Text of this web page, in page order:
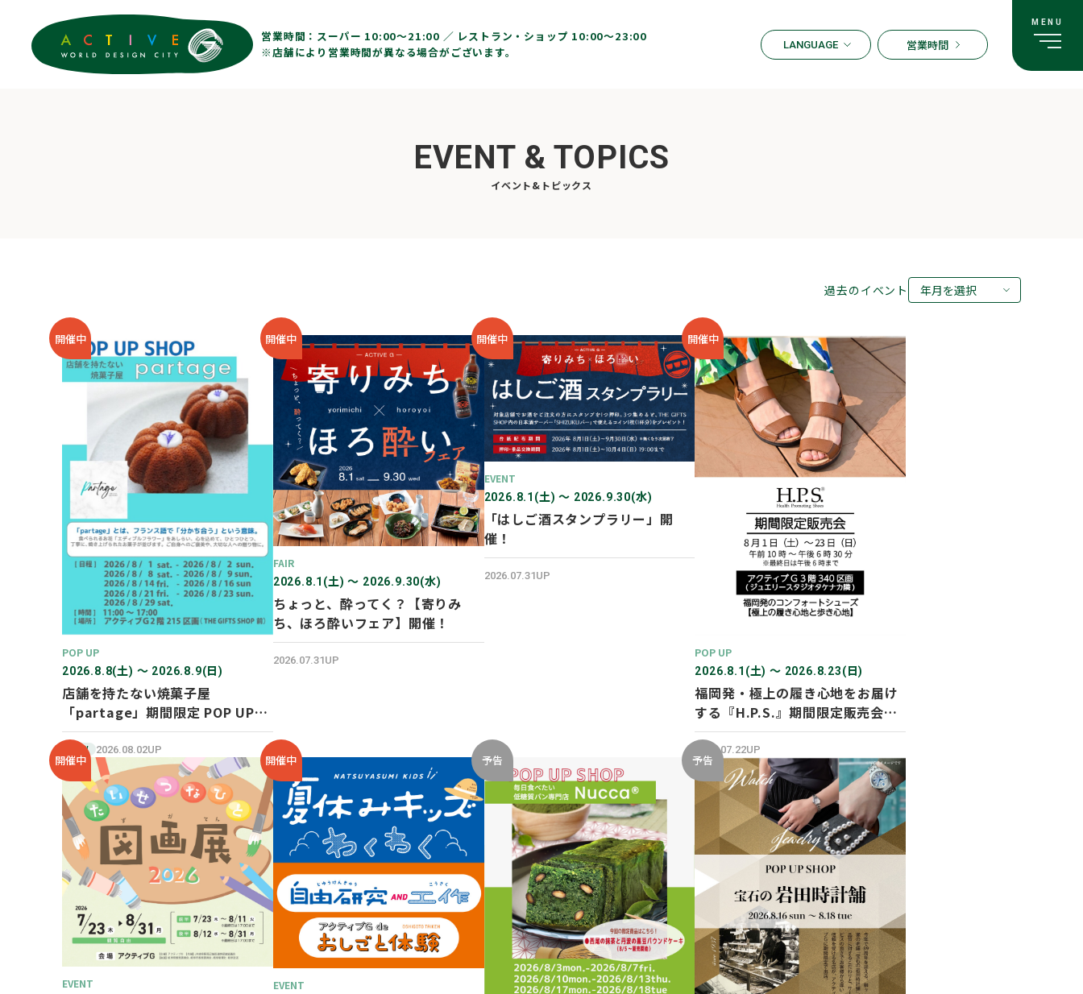
営業時間： スーパー 10:00〜21:00 ／ レストラン・ショップ 10:00～23:00
※店舗により営業時間が異なる場合がございます。
LANGUAGE 営業時間
EVENT & TOPICS
イベント&トピックス
過去のイベント
年月を選択
開催中
POP UP
2026.8.8(土) 〜 2026.8.9(日)
店舗を持たない焼菓子屋
「partage」期間限定 POP UP
SHOP オープン！
NEW 2026.08.02UP
開催中
FAIR
2026.8.1(土) 〜 2026.9.30(水)
ちょっと、酔ってく？【寄りみ
ち、ほろ酔いフェア】開催！
2026.07.31UP
開催中
EVENT
2026.8.1(土) 〜 2026.9.30(水)
「はしご酒スタンプラリー」開
催！
2026.07.31UP
開催中
POP UP
2026.8.1(土) 〜 2026.8.23(日)
福岡発・極上の履き心地をお届け
する『H.P.S.』期間限定販売会を
開催✨
2026.07.22UP
開催中
EVENT
開催中
EVENT
予告 予告